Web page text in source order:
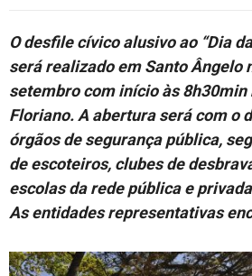
Cotidiano
O desfile cívico alusivo ao “Dia
será realizado em Santo Ângelo
setembro com início às 8h30min
Floriano. A abertura será com o
órgãos de segurança pública,
de escoteiros, clubes de
escolas da rede pública e
As entidades representativas